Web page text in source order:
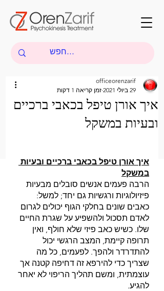
איך אורן טיפל בכאבי ברכיים
ובעיות במשקל
officeorenzarif
29 ביולי 2021
זמן קריאה 1 דקות
איך אורן טיפל בכאבי ברכיים ובעיות
במשקל
הרבה פעמים אנשים סובלים מבעיות
פיזיולוגיות ורגשיות גם יחד; למשל:
כאבים שונים בחלקי הגוף יכולים לגרום
לאדם תסכול ולהשפיע על שגרת החיים
שלו. כשיש כאב פיזי שלא חולף, ואין
תרופה קיימת, המצב הרגשי יכול
להתדרדר ולהפך. לפעמים, כל מה
שצריך כדי להירפא זה דחיפה קטנה אך
עוצמתית, ומשם תהליך הריפוי לא יאחר
להגיע.